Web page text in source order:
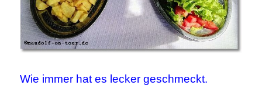
Wie immer hat es lecker geschmeckt.